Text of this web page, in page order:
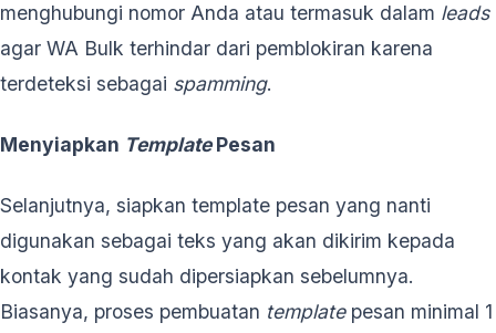
menghubungi nomor Anda atau termasuk dalam leads
agar WA Bulk terhindar dari pemblokiran karena
terdeteksi sebagai spamming.
Menyiapkan TemplatePesan
Selanjutnya, siapkan template pesan yang nanti
digunakan sebagai teks yang akan dikirim kepada
kontak yang sudah dipersiapkan sebelumnya.
Biasanya, proses pembuatan templatepesan minimal 1